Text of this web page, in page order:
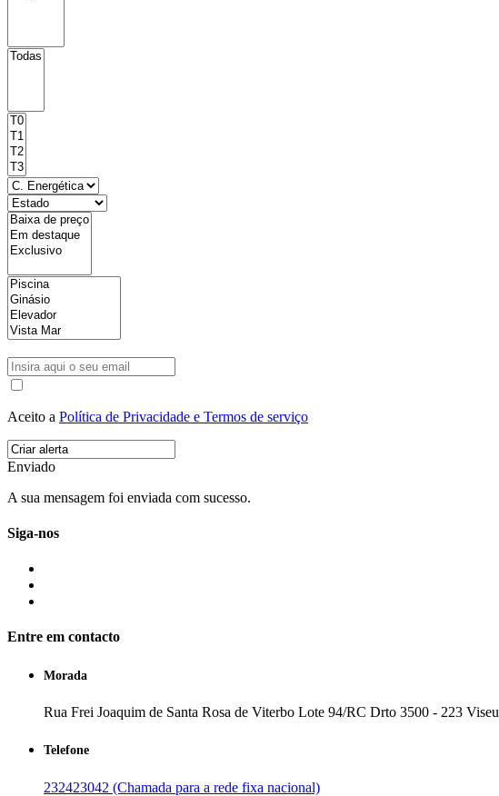
Aceito a Política de Privacidade e Termos de serviço
Enviado
A sua mensagem foi enviada com sucesso.
Siga-nos
Entre em contacto
Morada
Rua Frei Joaquim de Santa Rosa de Viterbo Lote 94/RC Drto 3500 - 223 Viseu
Telefone
232423042 (Chamada para a rede fixa nacional)